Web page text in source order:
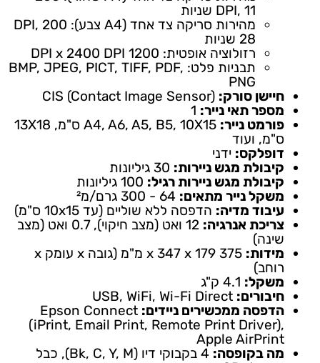
DPI, 11 שניות
מהירות סריקה צד אחד (A4 צבע): 200 DPI,
28 שניות
רזולוציה אופטית: 1200 DPI x 2400 DPI
תבניות פלט: BMP, JPEG, PICT, TIFF, PDF,
PNG
חיישן סורק:
מספר תאי נייר:
פורמט נייר:
A4, A6, A5, B5, 10X15 ס"מ, 13X18
ס"מ, ועוד
דופלקס: ידני
קיבולת מגש ניירות:
קיבולת מגש ניירות רגיל:
משקל נייר מתאים:
עיבוד מדיה: הדפסה ללא שוליים (עד 10x15 ס"מ)
צריכת אנרגיה:
12 ואט (מצב חיקוי), 0.7 ואט (מצב
שינה)
מידות:
375 x 347 x 179 מ"מ (גובה x עומק x
רוחב)
משקל:
חיבורים:
הדפסה ממכשירים ניידים: Epson Connect
(iPrint, Email Print, Remote Print Driver),
Apple AirPrint
מה בקופסה:
4 בקבוקי דיו (Bk, C, Y, M), כבל